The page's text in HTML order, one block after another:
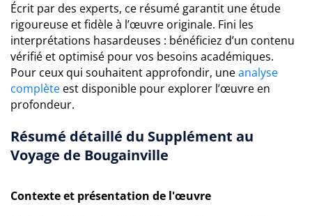
Écrit par des experts, ce résumé garantit une étude
rigoureuse et fidèle à l’œuvre originale. Fini les
interprétations hasardeuses : bénéficiez d’un contenu
vérifié et optimisé pour vos besoins académiques.
Pour ceux qui souhaitent approfondir, uneanalyse
complète est disponible pour explorer l’œuvre en
profondeur.
Résumé détaillé du Supplément au
Voyage de Bougainville
Contexte et présentation de l'œuvre